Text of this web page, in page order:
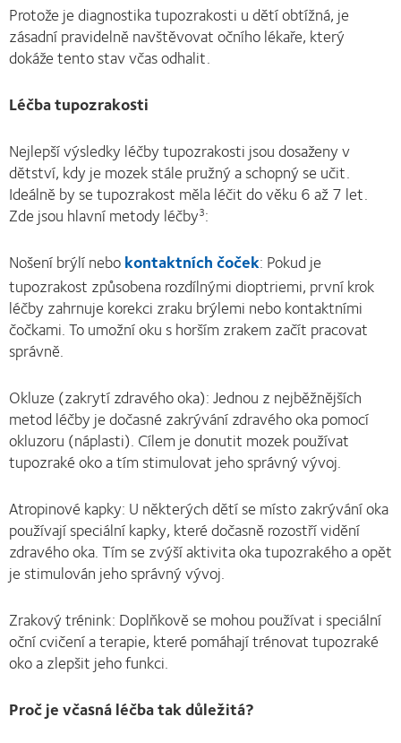
Protože je diagnostika tupozrakosti u dětí obtížná, je
zásadní pravidelně navštěvovat očního lékaře, který
dokáže tento stav včas odhalit.
Léčba tupozrakosti
Nejlepší výsledky léčby tupozrakosti jsou dosaženy v
dětství, kdy je mozek stále pružný a schopný se učit.
Ideálně by se tupozrakost měla léčit do věku 6 až 7 let.
Zde jsou hlavní metody léčby3:
Nošení brýlí nebokontaktních čoček: Pokud je
tupozrakost způsobena rozdílnými dioptriemi, první krok
léčby zahrnuje korekci zraku brýlemi nebo kontaktními
čočkami. To umožní oku s horším zrakem začít pracovat
správně.
Okluze (zakrytí zdravého oka): Jednou z nejběžnějších
metod léčby je dočasné zakrývání zdravého oka pomocí
okluzoru (náplasti). Cílem je donutit mozek používat
tupozraké oko a tím stimulovat jeho správný vývoj.
Atropinové kapky: U některých dětí se místo zakrývání oka
používají speciální kapky, které dočasně rozostří vidění
zdravého oka. Tím se zvýší aktivita oka tupozrakého a opět
je stimulován jeho správný vývoj.
Zrakový trénink: Doplňkově se mohou používat i speciální
oční cvičení a terapie, které pomáhají trénovat tupozraké
oko a zlepšit jeho funkci.
Proč je včasná léčba tak důležitá?